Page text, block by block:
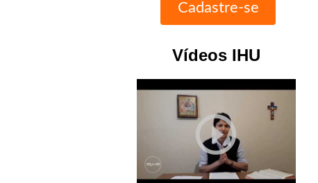
Vídeos IHU
play_circle_outline